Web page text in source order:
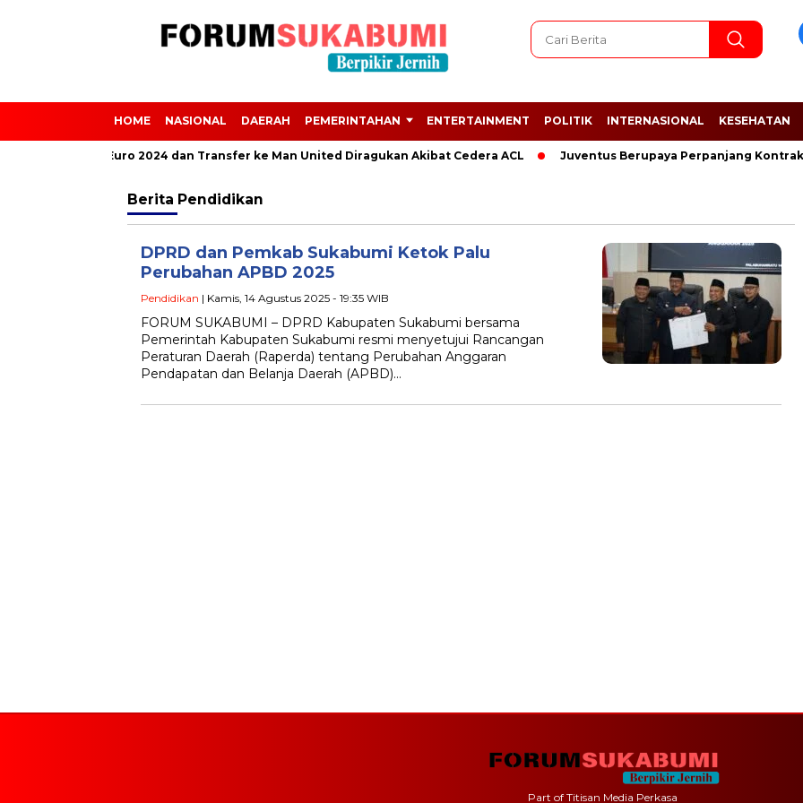
HOME NASIONAL DAERAH PEMERINTAHAN ENTERTAINMENT POLITIK INTERNASIONAL KESEHATAN
Absen dari Euro 2024 dan Transfer ke Man United Diragukan Akibat Cedera ACL Juventus Berupaya Perpanjang Kontrak
Berita Pendidikan
DPRD dan Pemkab Sukabumi Ketok Palu
Perubahan APBD 2025
Pendidikan | Kamis, 14 Agustus 2025 - 19:35 WIB
FORUM SUKABUMI – DPRD Kabupaten Sukabumi bersama
Pemerintah Kabupaten Sukabumi resmi menyetujui Rancangan
Peraturan Daerah (Raperda) tentang Perubahan Anggaran
Pendapatan dan Belanja Daerah (APBD)…
Part of Titisan Media Perkasa